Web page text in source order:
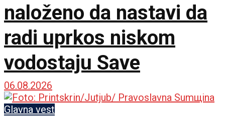
naloženo da nastavi da
radi uprkos niskom
vodostaju Save
06.08.2026
Glavna vest